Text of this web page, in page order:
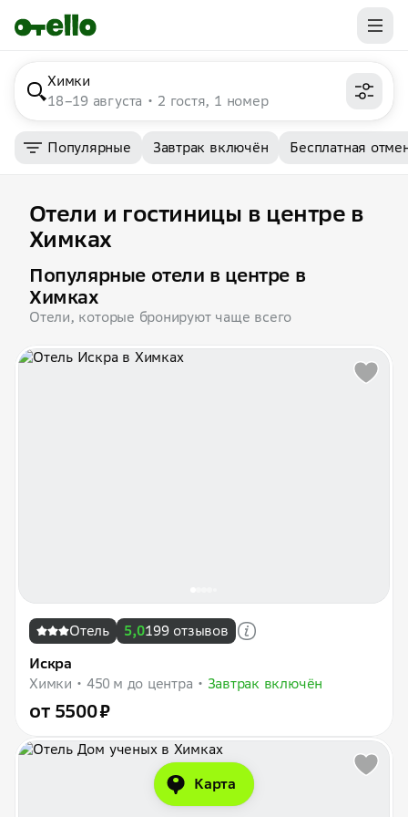
Химки
18–19 августа
2 гостя, 1 номер
Популярные Завтрак включён Бесплатная
Отели и гостиницы в центре в
Химках
Популярные отели в центре в
Химках
Отели, которые бронируют чаще всего
Отель 5,0199 отзывов
Искра
Химки
450 м до центра Завтрак включён
от 5500 ₽
Карта